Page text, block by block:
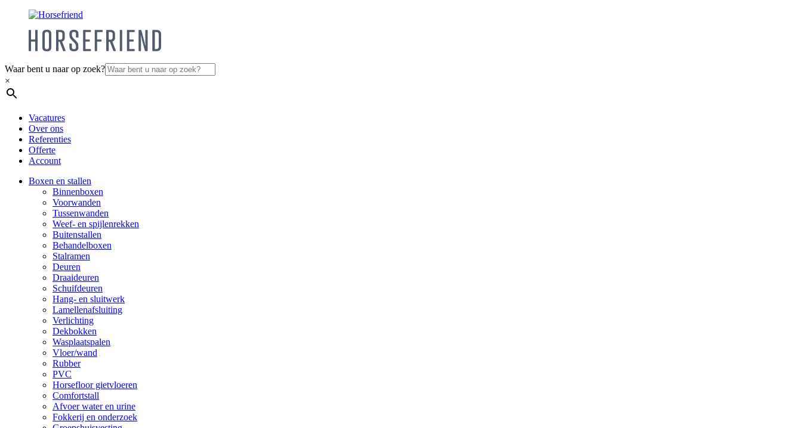
Waar bent u naar op zoek?
×
Vacatures
Over ons
Referenties
Offerte
Account
Boxen en stallen
Binnenboxen
Voorwanden
Tussenwanden
Weef- en spijlenrekken
Buitenstallen
Behandelboxen
Stalramen
Deuren
Draaideuren
Schuifdeuren
Hang- en sluitwerk
Lamellenafsluiting
Verlichting
Dekbokken
Wasplaatspalen
Vloer/wand
Rubber
PVC
Horsefloor gietvloeren
Comfortstall
Afvoer water en urine
Fokkerij en onderzoek